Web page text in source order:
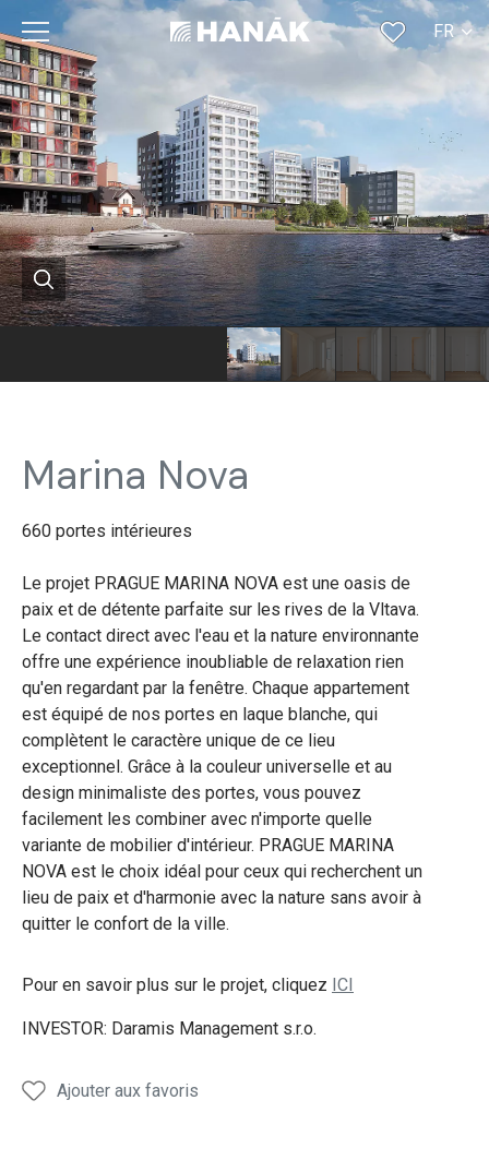
CS
DE
RU
FR
Marina Nova
660 portes intérieures
Le projet PRAGUE MARINA NOVA est une oasis de
paix et de détente parfaite sur les rives de la Vltava.
Le contact direct avec l'eau et la nature environnante
offre une expérience inoubliable de relaxation rien
qu'en regardant par la fenêtre. Chaque appartement
est équipé de nos portes en laque blanche, qui
complètent le caractère unique de ce lieu
exceptionnel. Grâce à la couleur universelle et au
design minimaliste des portes, vous pouvez
facilement les combiner avec n'importe quelle
variante de mobilier d'intérieur. PRAGUE MARINA
NOVA est le choix idéal pour ceux qui recherchent un
lieu de paix et d'harmonie avec la nature sans avoir à
quitter le confort de la ville.
Pour en savoir plus sur le projet, cliquez ICI
INVESTOR: Daramis Management s.r.o.
Ajouter aux favoris